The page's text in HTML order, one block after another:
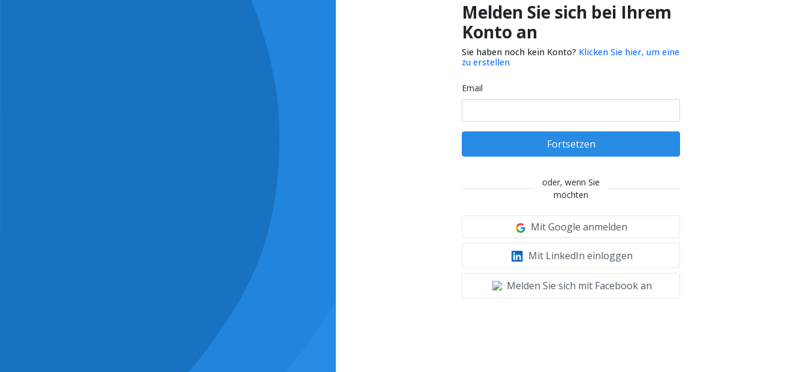
Melden Sie sich bei Ihrem
Konto an
Sie haben noch kein Konto? Klicken Sie hier, um eine
zu erstellen
Email
Fortsetzen
oder, wenn Sie
möchten
Mit Google anmelden
Mit LinkedIn einloggen
Melden Sie sich mit Facebook an